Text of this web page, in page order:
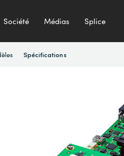
Société Médias Splice
Spécifications